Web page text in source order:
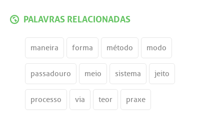
PALAVRAS RELACIONADAS
maneira forma método modo
passadouro meio sistema jeito
processo via teor praxe